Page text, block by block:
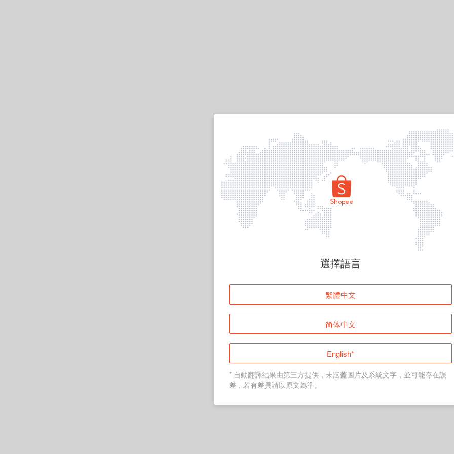
頁面無法顯示
登入
返回首頁
選擇語言
繁體中文
简体中文
English*
* 自動翻譯結果由第三方提供，未涵蓋圖片及系統文字，並可能存在誤
差，若有差異請以原文為準。